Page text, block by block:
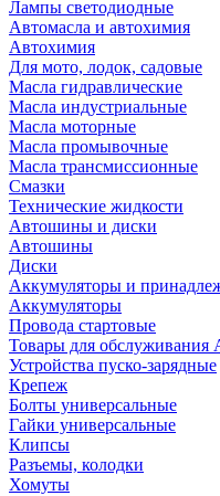
Лампы светодиодные
Автомасла и автохимия
Автохимия
Для мото, лодок, садовые
Масла гидравлические
Масла индустриальные
Масла моторные
Масла промывочные
Масла трансмиссионные
Смазки
Технические жидкости
Автошины и диски
Автошины
Диски
Аккумуляторы и
Аккумуляторы
Провода стартовые
Товары для обслуживания
Устройства пуско-зарядные
Крепеж
Болты универсальные
Гайки универсальные
Клипсы
Разъемы, колодки
Хомуты